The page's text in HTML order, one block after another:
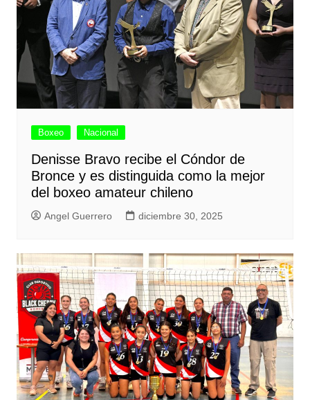
Boxeo Nacional
Denisse Bravo recibe el Cóndor de
Bronce y es distinguida como la mejor
del boxeo amateur chileno
Angel Guerrero diciembre 30, 2025